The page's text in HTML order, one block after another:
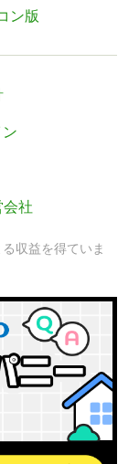
ン版
会社
収益を得ていま